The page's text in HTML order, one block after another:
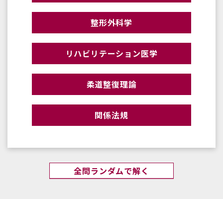
整形外科学
リハビリテーション医学
柔道整復理論
関係法規
全問ランダムで解く